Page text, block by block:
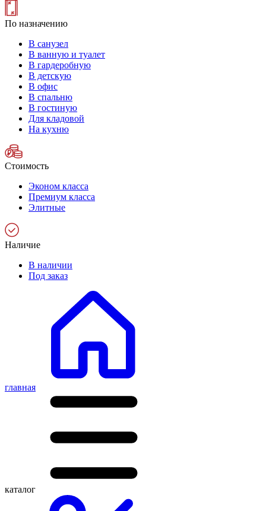
По назначению
В санузел
В ванную и туалет
В гардеробную
В детскую
В офис
В спальню
В гостиную
Для кладовой
На кухню
Стоимость
Эконом класса
Премиум класса
Элитные
Наличие
В наличии
Под заказ
главная
каталог